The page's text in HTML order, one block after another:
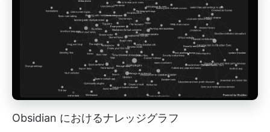
Obsidian におけるナレッジグラフ